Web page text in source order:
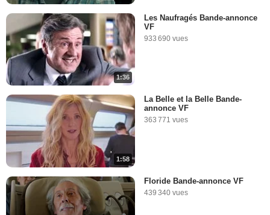
1:36
Les Naufragés Bande-annonce
VF
933 690 vues
1:58
La Belle et la Belle Bande-
annonce VF
363 771 vues
Floride Bande-annonce VF
439 340 vues